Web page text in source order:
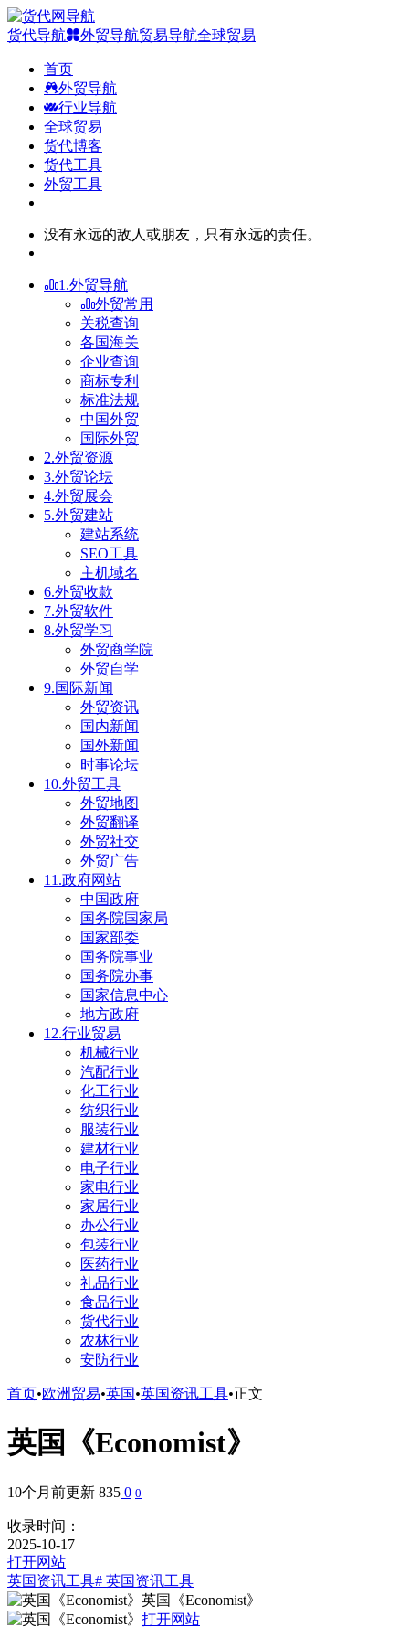
货代导航 外贸导航贸易导航全球贸易
首页
外贸导航
行业导航
全球贸易
货代博客
货代工具
外贸工具
没有永远的敌人或朋友，只有永远的责任。
1.外贸导航
外贸常用
关税查询
各国海关
企业查询
商标专利
标准法规
中国外贸
国际外贸
2.外贸资源
3.外贸论坛
4.外贸展会
5.外贸建站
建站系统
SEO工具
主机域名
6.外贸收款
7.外贸软件
8.外贸学习
外贸商学院
外贸自学
9.国际新闻
外贸资讯
国内新闻
国外新闻
时事论坛
10.外贸工具
外贸地图
外贸翻译
外贸社交
外贸广告
11.政府网站
中国政府
国务院国家局
国家部委
国务院事业
国务院办事
国家信息中心
地方政府
12.行业贸易
机械行业
汽配行业
化工行业
纺织行业
服装行业
建材行业
电子行业
家电行业
家居行业
办公行业
包装行业
医药行业
礼品行业
食品行业
货代行业
农林行业
安防行业
首页•欧洲贸易•英国•英国资讯工具•正文
英国《Economist》
10个月前更新 835 0 0
收录时间：
2025-10-17
打开网站
英国资讯工具# 英国资讯工具
英国《Economist》
打开网站